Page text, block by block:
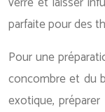
parfaite pour des
Pour une
concombre et du
exotique,